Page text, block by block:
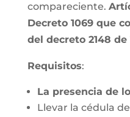
compareciente.
Decreto 1069 que
del decreto 2148 de
Requisitos:
La presencia de
Llevar la cédula